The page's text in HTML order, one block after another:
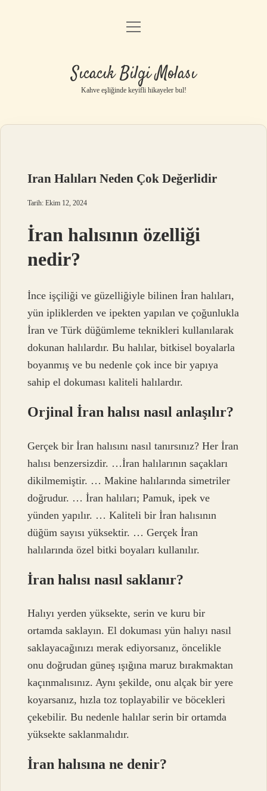
Anasayfa
Yasal Uyarı
menüyü
Sıcacık Bilgi Molası
Kahve eşliğinde keyifli hikayeler bul!
Iran Halıları Neden Çok Değerlidir
Tarih: Ekim 12, 2024
İran halısının özelliği
nedir?
İnce işçiliği ve güzelliğiyle bilinen İran halıları,
yün ipliklerden ve ipekten yapılan ve çoğunlukla
İran ve Türk düğümleme teknikleri kullanılarak
dokunan halılardır. Bu halılar, bitkisel boyalarla
boyanmış ve bu nedenle çok ince bir yapıya
sahip el dokuması kaliteli halılardır.
Orjinal İran halısı nasıl anlaşılır?
Gerçek bir İran halısını nasıl tanırsınız? Her İran
halısı benzersizdir. …İran halılarının saçakları
dikilmemiştir. … Makine halılarında simetriler
doğrudur. … İran halıları; Pamuk, ipek ve
yünden yapılır. … Kaliteli bir İran halısının
düğüm sayısı yüksektir. … Gerçek İran
halılarında özel bitki boyaları kullanılır.
İran halısı nasıl saklanır?
Halıyı yerden yüksekte, serin ve kuru bir
ortamda saklayın. El dokuması yün halıyı nasıl
saklayacağınızı merak ediyorsanız, öncelikle
onu doğrudan güneş ışığına maruz bırakmaktan
kaçınmalısınız. Aynı şekilde, onu alçak bir yere
koyarsanız, hızla toz toplayabilir ve böcekleri
çekebilir. Bu nedenle halılar serin bir ortamda
yüksekte saklanmalıdır.
İran halısına ne denir?